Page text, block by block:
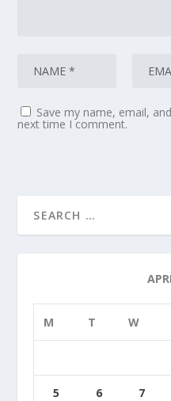
Save my name, email,
next time I comment.
M T W
5 6 7